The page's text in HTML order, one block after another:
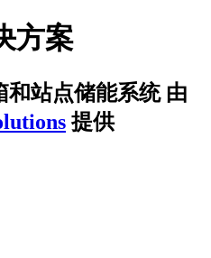
方案
和站点储能系统 由
提供